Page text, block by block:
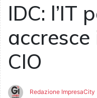
IDC: l’IT
CIO
Redazione ImpresaCity